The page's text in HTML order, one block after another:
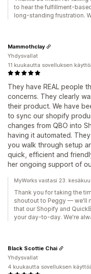
to hear the fulfillment-
long-standing frustration.
They have REAL people
concerns. They clearly
their product. We have
to sync our shopify
changes from QBO into
having it automated.
you walk through setup
quick, efficient and
her ongoing support of
Mammothclay
Yhdysvallat
11 kuukautta sovelluksen
MyWorks vastasi 23.
Thank you for taking the
shoutout to Peggy — we'll
that our Shopify and
your day-to-day. We're
Black Scottie Chai
Yhdysvallat
4 kuukautta sovelluksen